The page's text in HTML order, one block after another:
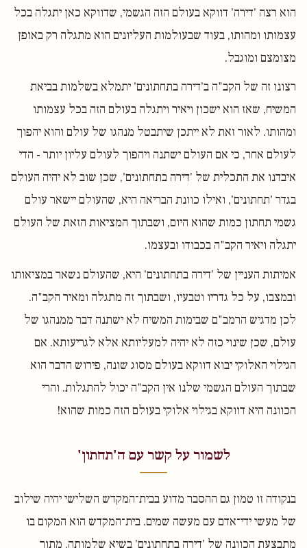
הוא רצה 'דירה' דווקא בעולם הזה הגשמי, שדווקא כאן יתגלה בכל
עצמותו ומהותו, בעוד שבעולמות העליונים הוא מתגלה רק באופן
מצומצם ומוגבל.
רצונו זה של הקב"ה ב'דירה בתחתונים' יתמלא בשלמות בביאת
המשיח, שאז הוא ישכון ויאיר ויתגלה בעולם הזה בכל עצמותו
ומהותו. לאור זאת לא ייתכן שיתבטל מנהגו של עולם והוא יהפוך
לעולם אחר, כי אם העולם ישתנה ויהפוך לעולם עליון יותר - הדי
איבדנו את התכלית של 'דירה בתחתונים', שכן שוב לא יהיה העולם
בגדר 'תחתונים', ואילו כוונת הבריאה היא, שהעולם יישאר עולם
גשמי תחתון כמות שהוא היום, ושבתוך המציאות הזאת של העולם
יתגלה ויאיר הקב"ה בכבודו ובעצמו.
אמיתות העניין של 'דירה בתחתונים' היא, שהעולם נשאר במציאותו
ובמצבו, על כל גדריו וטבעיו, ושבתוך זה מתגלה ומאיר הקב"ה.
לכן מדגיש הרמב"ם שבימות המשיח לא ישתנה דבר ממנהגו של
עולם, שכן שינוי כזה לא יהיה למעליותא אלא לגריעותא. אם
הגילוי האלוקי יבוא דווקא בעולם מסוג שונה, פירוש הדבר הוא
שבתוך העולם הגשמי שלנו אין הקב"ה יכול להתגלות. והרי
הכוונה היא דווקא בגילוי אלוקי בעולם הזה כמות שהוא!
לשמור על קשר עם ה'תחתון'
בנקודה זו טמון גם ההסבר מדוע בבית־המקדש השלישי יהיה שילוב
של מעשי ידי־אדם עם מעשה שמים. בית־המקדש הוא המקום בו
מתבצעת הכוונה של 'דירה בתחתונים' בשיא שלמותה. מתוך